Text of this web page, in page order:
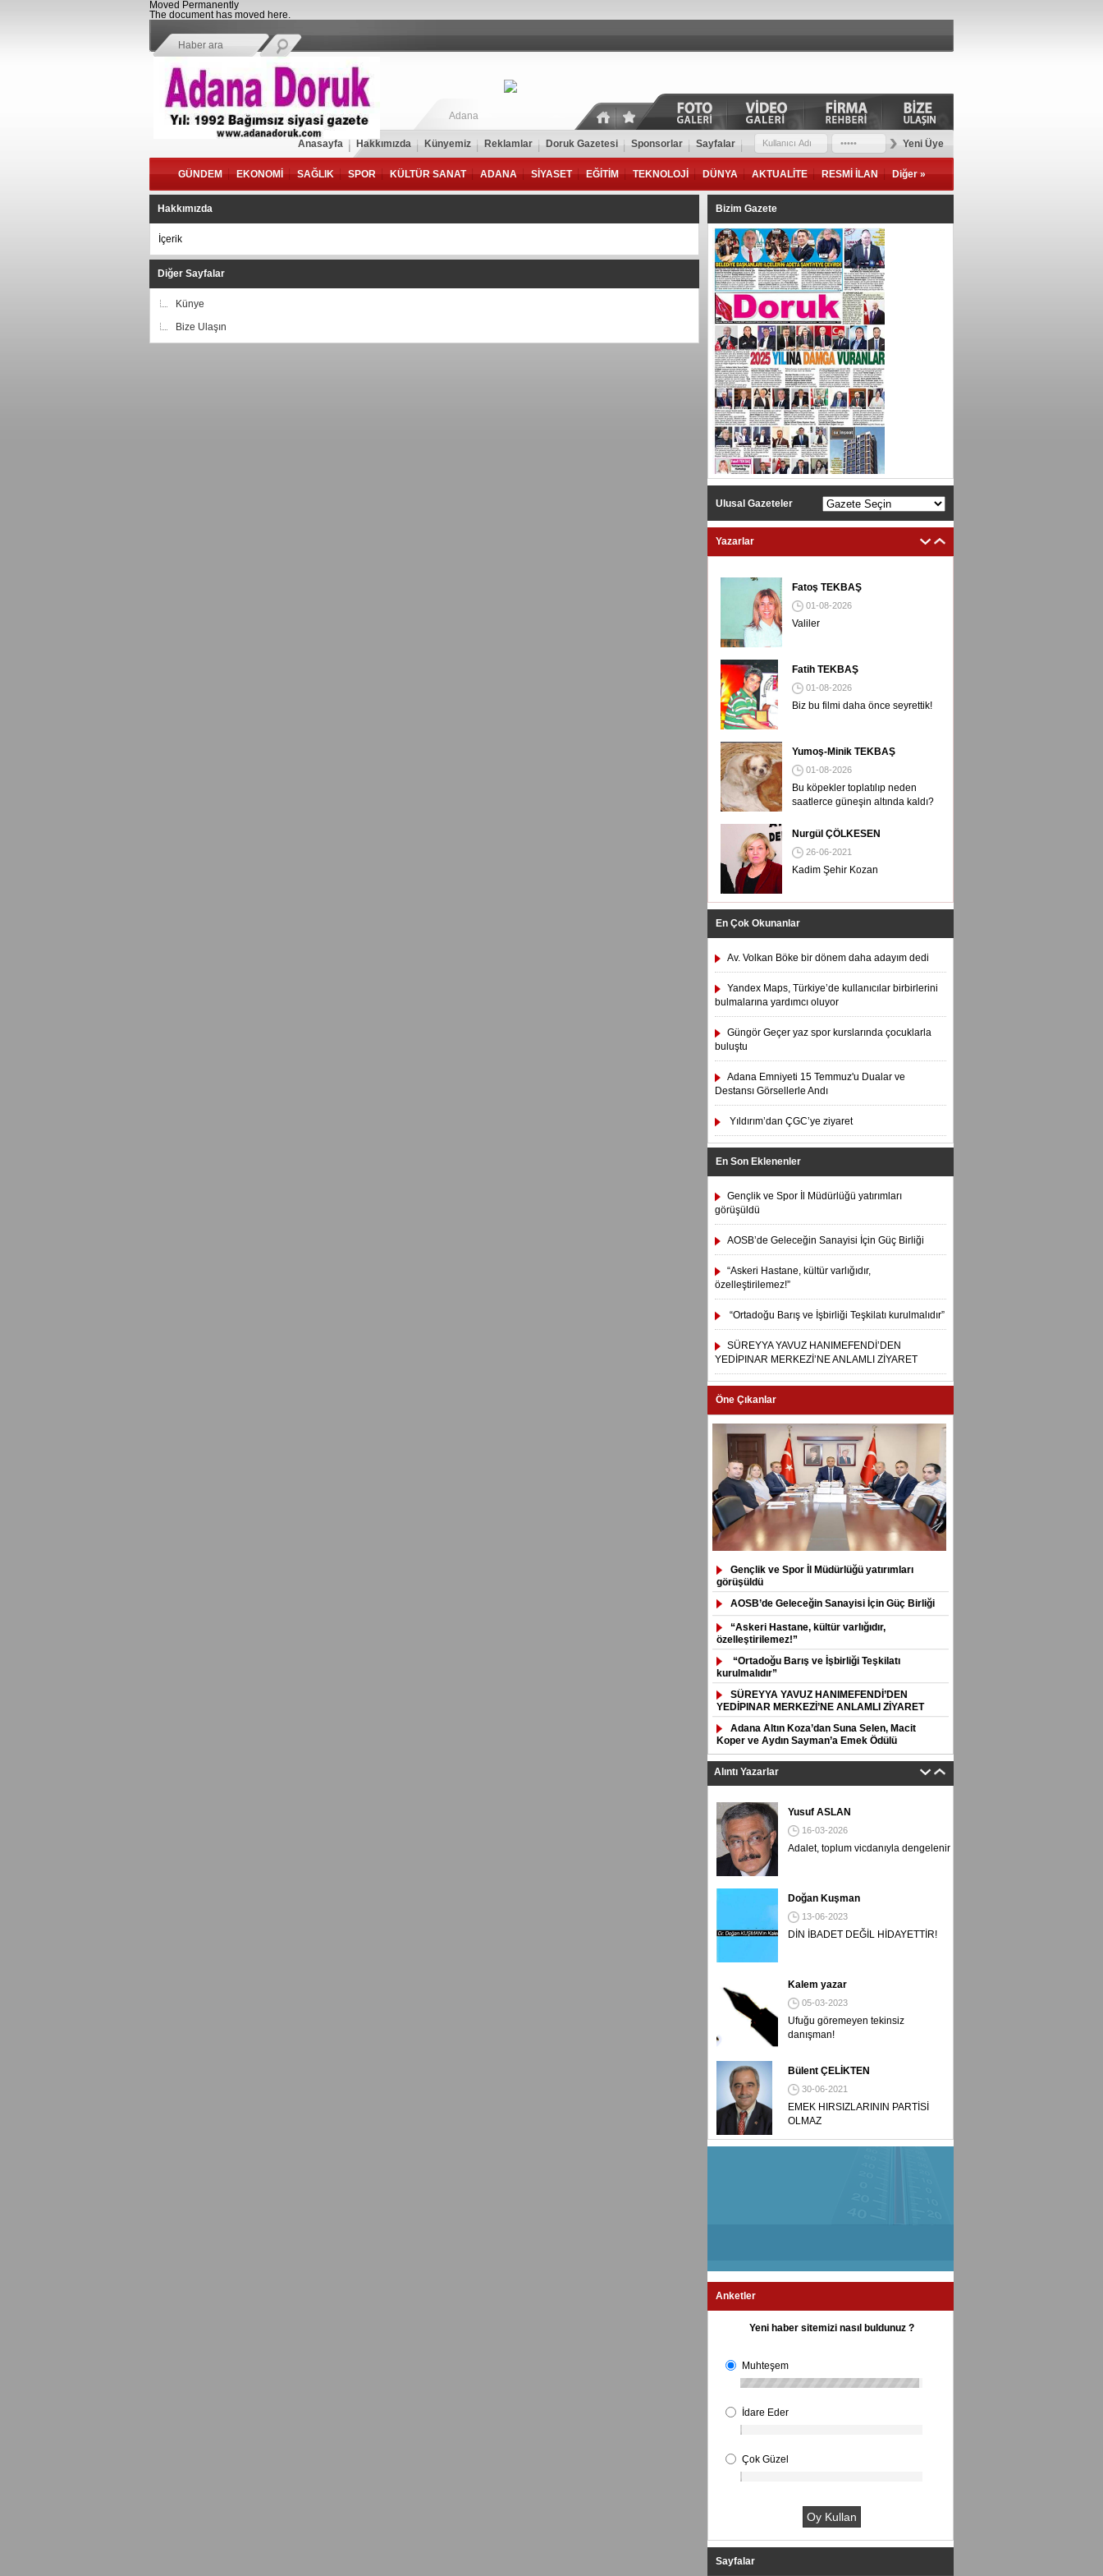
Moved Permanently
The document has moved here.
Adana
Anasayfa Hakkımızda Künyemiz Reklamlar Doruk Gazetesi Sponsorlar Sayfalar Yeni Üye
GÜNDEM EKONOMİ SAĞLIK SPOR KÜLTÜR SANAT ADANA SİYASET EĞİTİM TEKNOLOJİ DÜNYA AKTUALİTE RESMİ İLAN Diğer »
Hakkımızda
İçerik
Diğer Sayfalar
Künye
Bize Ulaşın
Bizim Gazete
Ulusal Gazeteler
Yazarlar
Fatoş TEKBAŞ
01-08-2026
Valiler
Fatih TEKBAŞ
01-08-2026
Biz bu filmi daha önce seyrettik!
Yumoş-Minik TEKBAŞ
01-08-2026
Bu köpekler toplatılıp neden
saatlerce güneşin altında kaldı?
Nurgül ÇÖLKESEN
26-06-2021
Kadim Şehir Kozan
En Çok Okunanlar
Av. Volkan Böke bir dönem daha adayım dedi
Yandex Maps, Türkiye’de kullanıcılar birbirlerini
bulmalarına yardımcı oluyor
Güngör Geçer yaz spor kurslarında çocuklarla
buluştu
Adana Emniyeti 15 Temmuz'u Dualar ve
Destansı Görsellerle Andı
Yıldırım’dan ÇGC’ye ziyaret
En Son Eklenenler
Gençlik ve Spor İl Müdürlüğü yatırımları
görüşüldü
AOSB’de Geleceğin Sanayisi İçin Güç Birliği
“Askeri Hastane, kültür varlığıdır,
özelleştirilemez!”
“Ortadoğu Barış ve İşbirliği Teşkilatı kurulmalıdır”
SÜREYYA YAVUZ HANIMEFENDİ’DEN
YEDİPINAR MERKEZİ’NE ANLAMLI ZİYARET
Öne Çıkanlar
Gençlik ve Spor İl Müdürlüğü yatırımları
görüşüldü
AOSB’de Geleceğin Sanayisi İçin Güç Birliği
“Askeri Hastane, kültür varlığıdır,
özelleştirilemez!”
“Ortadoğu Barış ve İşbirliği Teşkilatı
kurulmalıdır”
SÜREYYA YAVUZ HANIMEFENDİ’DEN
YEDİPINAR MERKEZİ’NE ANLAMLI ZİYARET
Adana Altın Koza’dan Suna Selen, Macit
Koper ve Aydın Sayman’a Emek Ödülü
Alıntı Yazarlar
Yusuf ASLAN
16-03-2026
Adalet, toplum vicdanıyla dengelenir
Doğan Kuşman
13-06-2023
DİN İBADET DEĞİL HİDAYETTİR!
Kalem yazar
05-03-2023
Ufuğu göremeyen tekinsiz
danışman!
Bülent ÇELİKTEN
30-06-2021
EMEK HIRSIZLARININ PARTİSİ
OLMAZ
Anketler
Yeni haber sitemizi nasıl buldunuz ?
Muhteşem
İdare Eder
Çok Güzel
Sayfalar